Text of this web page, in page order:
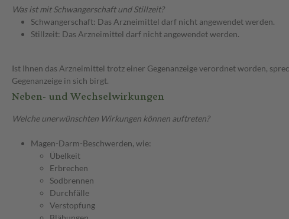
Was ist mit Schwangerschaft und Stillzeit?
Schwangerschaft: Das Arzneimittel darf nicht angewendet werden.
Stillzeit: Das Arzneimittel darf nicht angewendet werden.
Ist Ihnen das Arzneimittel trotz einer Gegenanzeige verordnet worden,
Gegenanzeige in sich birgt.
Neben- und Wechselwirkungen
Welche unerwünschten Wirkungen können auftreten?
Magen-Darm-Beschwerden, wie:
Übelkeit
Erbrechen
Sodbrennen
Durchfälle
Verstopfung